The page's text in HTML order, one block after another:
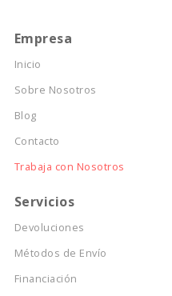
Empresa
Inicio
Sobre Nosotros
Blog
Contacto
Trabaja con Nosotros
Servicios
Devoluciones
Métodos de Envío
Financiación